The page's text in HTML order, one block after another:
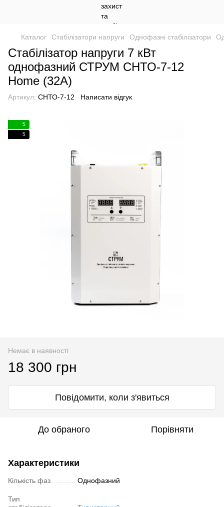
Каталог Стабілізатори напруги Однофазні стабілізатори
Стабілізатор напруги 7 кВт
однофазний СТРУМ СНТО-7-12
Home (32А)
Артикул: СНТО-7-12 Написати відгук
5
5
Немає в наявності
18 300 грн
Повідомити, коли з'явиться
До обраного Порівняти
Характеристики
Кількість фаз Однофазний
Тип